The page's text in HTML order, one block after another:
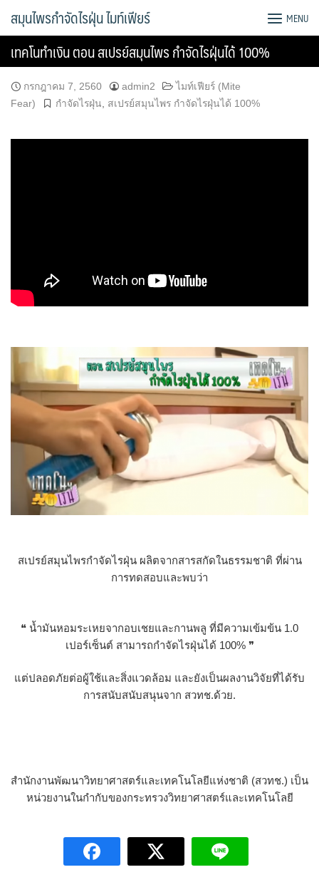
สมุนไพรกำจัดไรฝุ่น ไมท์เฟียร์ MENU
เทคโนทำเงิน ตอน สเปรย์สมุนไพร กำจัดไรฝุ่นได้ 100%
กรกฎาคม 7, 2560 admin2
ไมท์เฟียร์ (Mite
Fear)
กำจัดไรฝุ่น สเปรย์สมุนไพร กำจัดไรฝุ่นได้ 100%
สเปรย์สมุนไพรกำจัดไรฝุ่น ผลิตจากสารสกัดในธรรมชาติ ที่ผ่าน
การทดสอบและพบว่า
❝ น้ำมันหอมระเหยจากอบเชยและกานพลู ที่มีความเข้มข้น 1.0
เปอร์เซ็นต์ สามารถกำจัดไรฝุ่นได้ 100% ❞
แต่ปลอดภัยต่อผู้ใช้และสิ่งแวดล้อม และยังเป็นผลงานวิจัยที่ได้รับ
การสนับสนับสนุนจาก สวทช.ด้วย.
สำนักงานพัฒนาวิทยาศาสตร์และเทคโนโลยีแห่งชาติ (สวทช.) เป็น
หน่วยงานในกำกับของกระทรวงวิทยาศาสตร์และเทคโนโลยี